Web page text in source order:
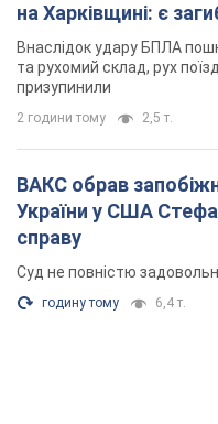
на Харківщині: є
Внаслідок удару БПЛА
та рухомий склад, рух
призупинили
2 години тому 2,5 т.
ВАКС обрав запобіжний захід експосолці
України у США Стефанішиній: що відомо про
справу
Суд не повністю
годину тому 6,4 т.